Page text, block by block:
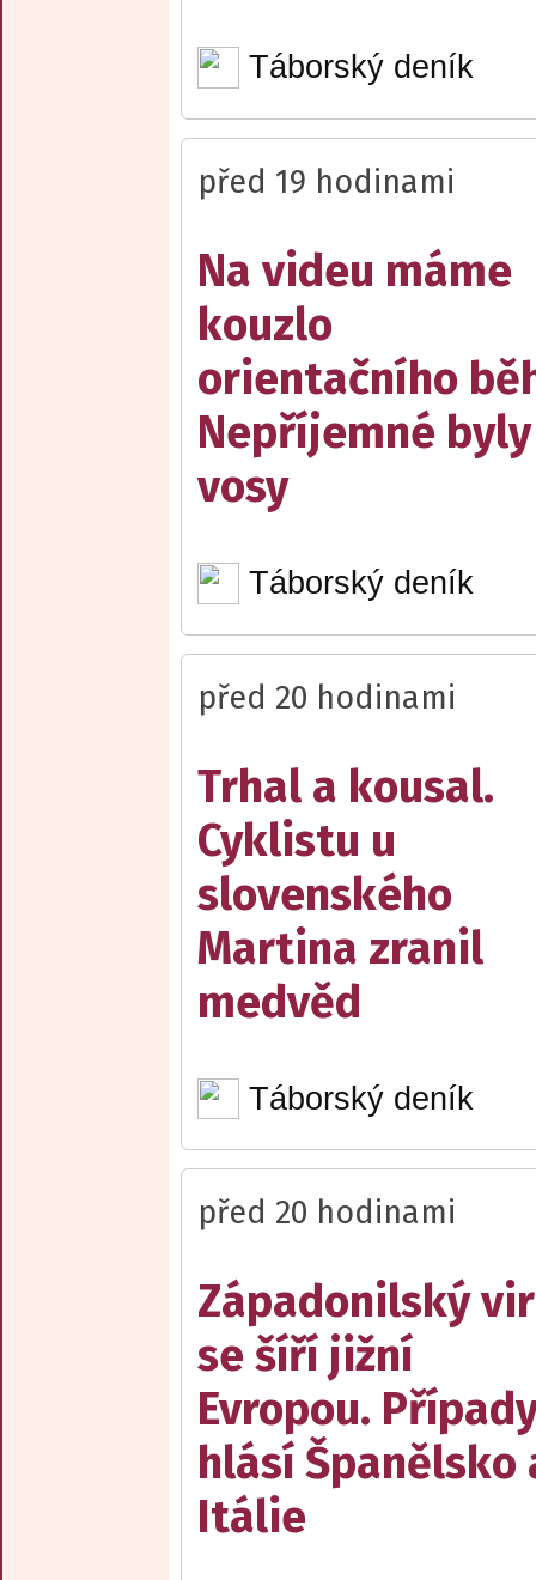
Táborský deník
před 19 hodinami
Na videu máme
kouzlo
orientačního
Nepříjemné byly
vosy
Táborský deník
před 20 hodinami
Trhal a kousal.
Cyklistu u
slovenského
Martina zranil
medvěd
Táborský deník
před 20 hodinami
Západonilský vir
se šíří jižní
Evropou.
hlásí Španělsko
Itálie